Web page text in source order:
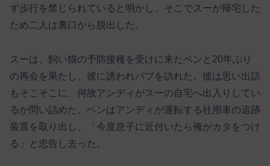
ず歩行を禁じられていると明かし、そこでスーが帰宅した
ため二人は裏口から脱出した。
スーは、飼い猫の予防接種を受けに来たベンと20年ぶり
の再会を果たし、彼に誘われパブを訪れた。彼は思い出話
もそこそこに、何故アンディがスーの自宅へ出入りしてい
るか問い詰めた。ベンはアンディが運転する社用車の追跡
装置を取り出し、「今度息子に近付いたら俺がカタをつけ
る」と忠告し去った。